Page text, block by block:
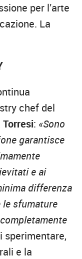
per l’arte
La
chef del
Torresi: «Sono
garantisce
e ai
differenza
le sfumature
sperimentare,
e la